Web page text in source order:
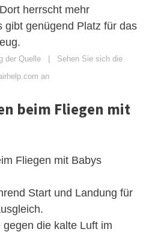
herrscht mehr
gibt genügend Platz für das
der Quelle | Sehen Sie sich die
an
beim Fliegen mit
Fliegen mit Babys
Start und Landung für
gegen die kalte Luft im